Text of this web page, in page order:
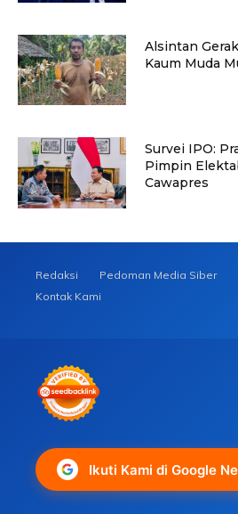
Alsintan
Kaum Muda
Survei IPO:
Pimpin
Cawapres
Redaksi Pedoman Media Siber
Kontak Kami
Ikuti Kami di Google